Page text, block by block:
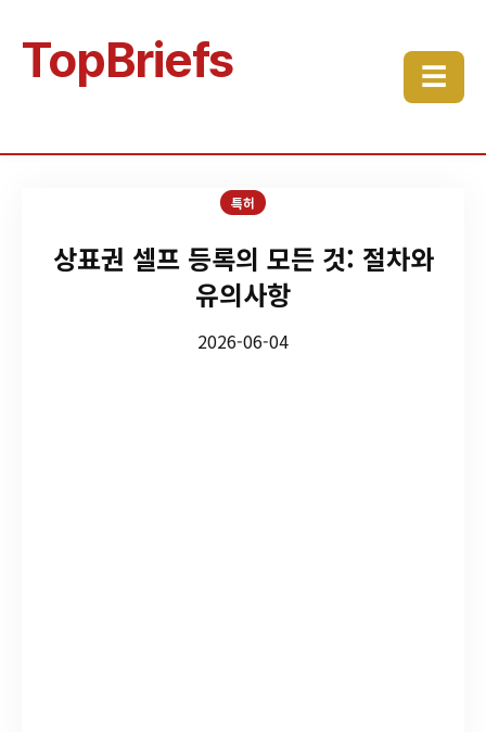
TopBriefs ☰
특허
상표권 셀프 등록의 모든 것: 절차와
유의사항
2026-06-04